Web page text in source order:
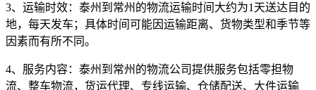
3、运输时效： 泰州到常州的物流运输时间大约为1天送达目的
地，每天发车；具体时间可能因运输距离、货物类型和季节等
因素而有所不同。
4、服务内容： 泰州到常州的物流公司提供服务包括零担物
流、整车物流，货运代理、专线运输、仓储配送、大件运输